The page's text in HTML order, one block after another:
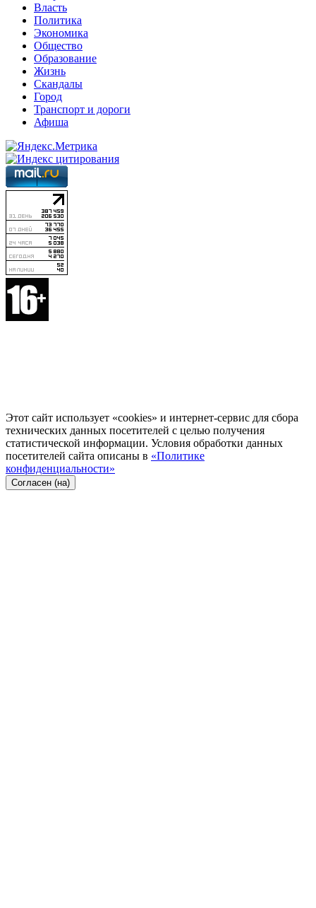
Власть
Политика
Экономика
Общество
Образование
Жизнь
Скандалы
Город
Транспорт и дороги
Афиша
Этот сайт использует «cookies» и интернет-сервис для сбора
технических данных посетителей с целью получения
статистической информации. Условия обработки данных
посетителей сайта описаны в «Политике
конфиденциальности»
Согласен (на)